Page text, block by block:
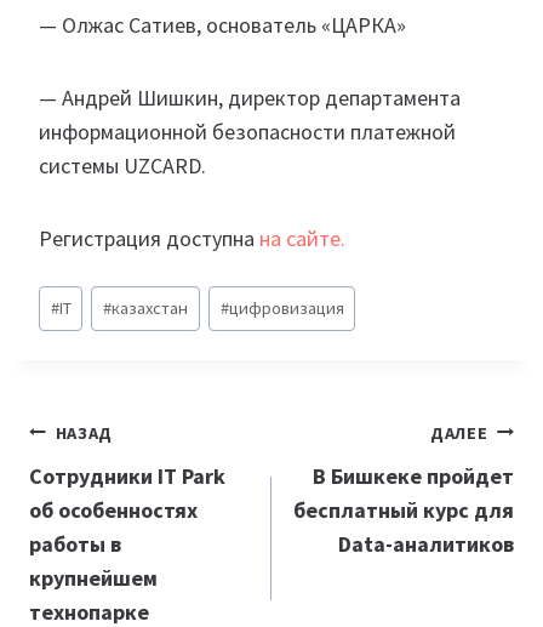
— Олжас Сатиев, основатель «ЦАРКА»
— Андрей Шишкин, директор департамента
информационной безопасности платежной
системы UZCARD.
Регистрация доступна на сайте.
Метки
записи:
#IT #казахстан #цифровизация
Навигация
по
записям
НАЗАД
Сотрудники IT Park
об особенностях
работы в
крупнейшем
технопарке
ДАЛЕЕ
В Бишкеке пройдет
бесплатный курс для
Data-аналитиков